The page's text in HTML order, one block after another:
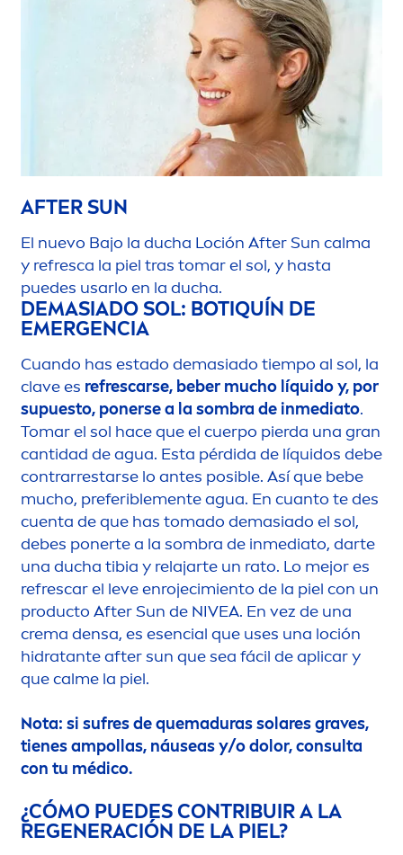
AFTERSUN
El nuevo Bajo la ducha Loción AfterSun calma
y refresca la piel tras tomar el sol, y hasta
puedes usarlo en la ducha.
DEMASIADO SOL: BOTIQUÍN DE
EMERGENCIA
Cuando has estado demasiado tiempo al sol, la
clave es refrescarse, beber mucho líquido y, por
supuesto, ponerse a la sombra de inmediato.
Tomar el sol hace que el cuerpo pierda una gran
cantidad de agua. Esta pérdida de líquidos debe
contrarrestarse lo antes posible. Así que bebe
mucho, preferiblemente agua. En cuanto te des
cuenta de que has tomado demasiado el sol,
debes ponerte a la sombra de inmediato, darte
una ducha tibia y relajarte un rato. Lo mejor es
refrescar el leve enrojecimiento de la piel con un
producto AfterSun de NIVEA. En vez de una
crema densa, es esencial que uses una loción
hidratante aftersun que sea fácil de aplicar y
que calme la piel.
Nota: si sufres de quemaduras solares graves,
tienes ampollas, náuseas y/o dolor, consulta
con tu médico.
¿CÓMO PUEDES CONTRIBUIR A LA
REGENERACIÓN DE LA PIEL?